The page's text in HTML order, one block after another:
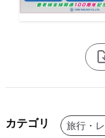
カテゴリ 旅行・